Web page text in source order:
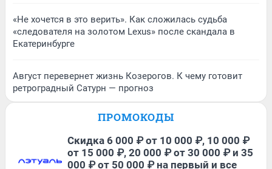
«Не хочется в это верить». Как сложилась судьба
«следователя на золотом Lexus» после скандала в
Екатеринбурге
Август перевернет жизнь Козерогов. К чему готовит
ретроградный Сатурн — прогноз
ПРОМОКОДЫ
Скидка 6 000 ₽ от 10 000 ₽, 10 000 ₽
от 15 000 ₽, 20 000 ₽ от 30 000 ₽ и 35
000 ₽ от 50 000 ₽ на первый и все